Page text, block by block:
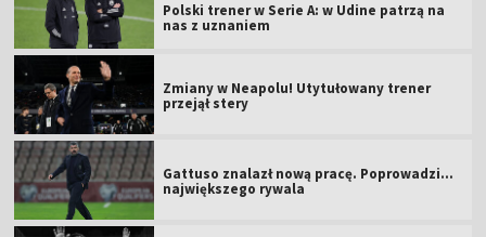
Polski trener w Serie A: w Udine patrzą na
nas z uznaniem
Zmiany w Neapolu! Utytułowany trener
przejął stery
Gattuso znalazł nową pracę. Poprowadzi...
największego rywala